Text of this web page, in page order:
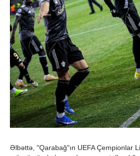
Əlbəttə, "Qarabağ"ın UEFA Çempionlar